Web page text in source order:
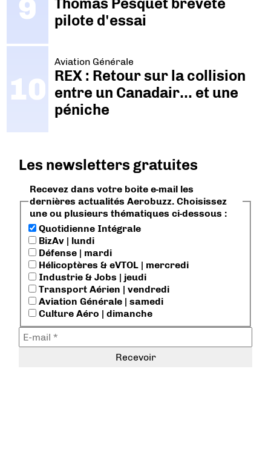
pilote d'essai
Aviation Générale
REX : Retour sur la collision
entre un Canadair… et une
péniche
Les newsletters gratuites
Recevez dans votre boite e-mail les
dernières actualités Aerobuzz. Choisissez
une ou plusieurs thématiques ci-dessous :
Quotidienne Intégrale
BizAv | lundi
Défense | mardi
Hélicoptères & eVTOL | mercredi
Industrie & Jobs | jeudi
Transport Aérien | vendredi
Aviation Générale | samedi
Culture Aéro | dimanche